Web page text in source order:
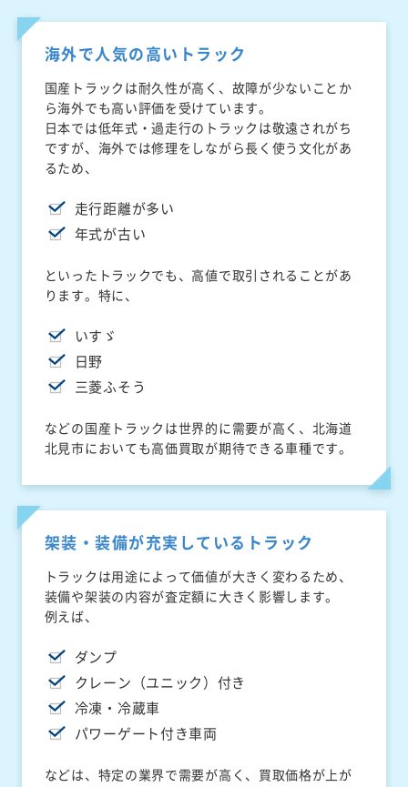
海外で人気の高いトラック
国産トラックは耐久性が高く、故障が少ないことか
ら海外でも高い評価を受けています。
日本では低年式・過走行のトラックは敬遠されがち
ですが、海外では修理をしながら長く使う文化があ
るため、
走行距離が多い
年式が古い
といったトラックでも、高値で取引されることがあ
ります。特に、
いすゞ
日野
三菱ふそう
などの国産トラックは世界的に需要が高く、北海道
北見市においても高価買取が期待できる車種です。
架装・装備が充実しているトラック
トラックは用途によって価値が大きく変わるため、
装備や架装の内容が査定額に大きく影響します。
例えば、
ダンプ
クレーン（ユニック）付き
冷凍・冷蔵車
パワーゲート付き車両
などは、特定の業界で需要が高く、買取価格が上が